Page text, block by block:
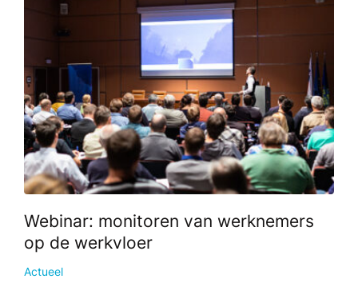
Webinar: monitoren van werknemers
op de werkvloer
Actueel